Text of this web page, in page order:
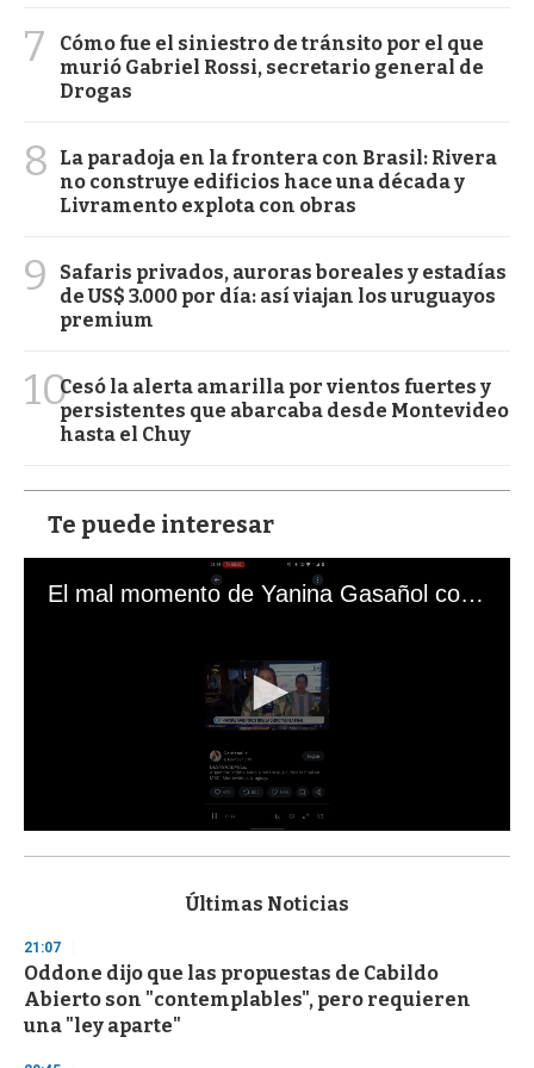
7
Cómo fue el siniestro de tránsito por el que
murió Gabriel Rossi, secretario general de
Drogas
8
La paradoja en la frontera con Brasil: Rivera
no construye edificios hace una década y
Livramento explota con obras
9
Safaris privados, auroras boreales y estadías
de US$ 3.000 por día: así viajan los uruguayos
premium
10Cesó la alerta amarilla por vientos fuertes y
persistentes que abarcaba desde Montevideo
hasta el Chuy
Te puede interesar
El mal momento de Yanina Gasañol con un hincha argentino en "Subrayado"
s
d
s
o
f
3
Últimas Noticias
21:07
Oddone dijo que las propuestas de Cabildo
Abierto son "contemplables", pero requieren
una "ley aparte"